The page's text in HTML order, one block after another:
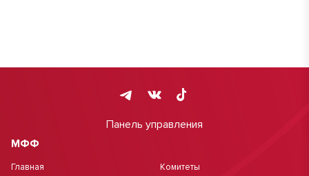
Панель управления
МФФ
Главная
Комитеты